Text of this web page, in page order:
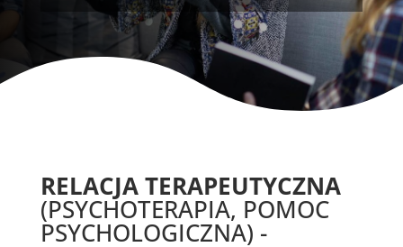
RELACJA TERAPEUTYCZNA
(PSYCHOTERAPIA, POMOC
PSYCHOLOGICZNA) -